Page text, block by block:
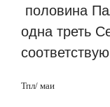
половина
одна треть
Тпл/ маи